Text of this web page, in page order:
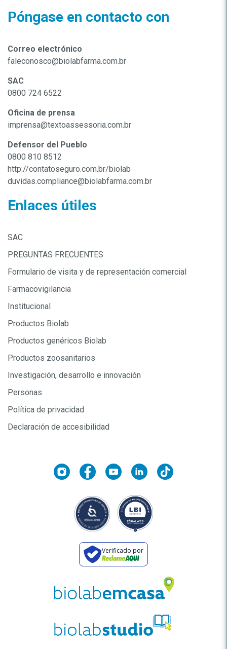
Póngase en contacto con
Correo electrónico
faleconosco@biolabfarma.com.br
SAC
0800 724 6522
Oficina de prensa
imprensa@textoassessoria.com.br
Defensor del Pueblo
0800 810 8512
http://contatoseguro.com.br/biolab
duvidas.compliance@biolabfarma.com.br
Enlaces útiles
SAC
PREGUNTAS FRECUENTES
Formulario de visita y de representación comercial
Farmacovigilancia
Institucional
Productos Biolab
Productos genéricos Biolab
Productos zoosanitarios
Investigación, desarrollo e innovación
Personas
Política de privacidad
Declaración de accesibilidad
Verificado por